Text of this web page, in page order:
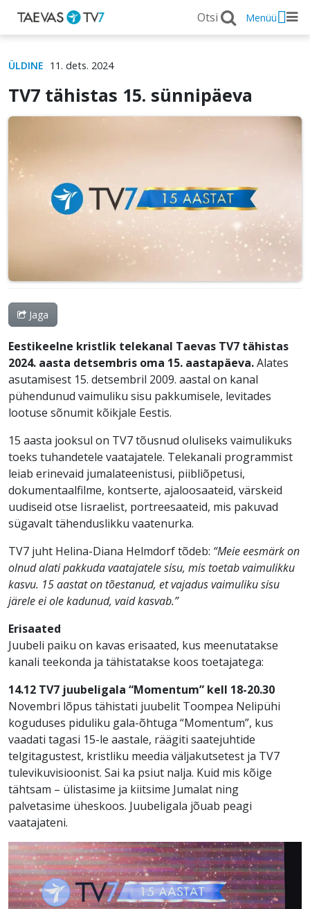
Menüü
ÜLDINE 11. dets. 2024
TV7 tähistas 15. sünnipäeva
Jaga
Eestikeelne kristlik telekanal Taevas TV7 tähistas
2024. aasta detsembris oma 15. aastapäeva.Alates
asutamisest 15. detsembril 2009. aastal on kanal
pühendunud vaimuliku sisu pakkumisele, levitades
lootuse sõnumit kõikjale Eestis.
15 aasta jooksul on TV7 tõusnud oluliseks vaimulikuks
toeks tuhandetele vaatajatele. Telekanali programmist
leiab erinevaid jumalateenistusi, piibliõpetusi,
dokumentaalfilme, kontserte, ajaloosaateid, värskeid
uudiseid otse Iisraelist, portreesaateid, mis pakuvad
sügavalt tähenduslikku vaatenurka.
TV7 juht Helina-Diana Helmdorf tõdeb: “Meie eesmärk on
olnud alati pakkuda vaatajatele sisu, mis toetab vaimulikku
kasvu. 15 aastat on tõestanud, et vajadus vaimuliku sisu
järele ei ole kadunud, vaid kasvab.”
Erisaated
Juubeli paiku on kavas erisaated, kus meenutatakse
kanali teekonda ja tähistatakse koos toetajatega:
14.12 TV7 juubeligala “Momentum” kell 18-20.30
Novembri lõpus tähistati juubelit Toompea Nelipühi
koguduses piduliku gala-õhtuga “Momentum”, kus
vaadati tagasi 15-le aastale, räägiti saatejuhtide
telgitagustest, kristliku meedia väljakutsetest ja TV7
tulevikuvisioonist. Sai ka psiut nalja. Kuid mis kõige
tähtsam – ülistasime ja kiitsime Jumalat ning
palvetasime üheskoos. Juubeligala jõuab peagi
vaatajateni.